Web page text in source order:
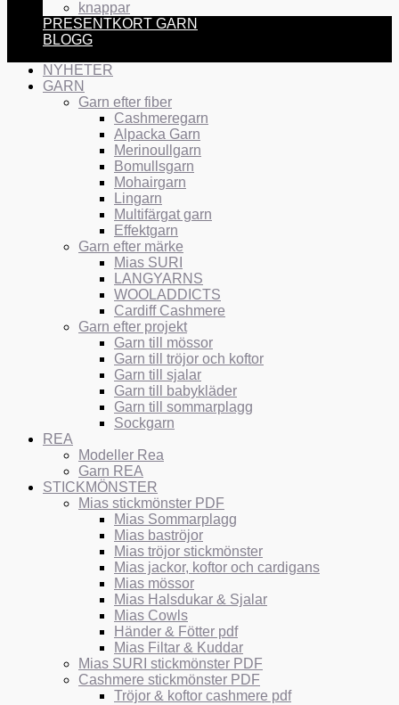
knappar
PRESENTKORT GARN
BLOGG
NYHETER
GARN
Garn efter fiber
Cashmeregarn
Alpacka Garn
Merinoullgarn
Bomullsgarn
Mohairgarn
Lingarn
Multifärgat garn
Effektgarn
Garn efter märke
Mias SURI
LANGYARNS
WOOLADDICTS
Cardiff Cashmere
Garn efter projekt
Garn till mössor
Garn till tröjor och koftor
Garn till sjalar
Garn till babykläder
Garn till sommarplagg
Sockgarn
REA
Modeller Rea
Garn REA
STICKMÖNSTER
Mias stickmönster PDF
Mias Sommarplagg
Mias baströjor
Mias tröjor stickmönster
Mias jackor, koftor och cardigans
Mias mössor
Mias Halsdukar & Sjalar
Mias Cowls
Händer & Fötter pdf
Mias Filtar & Kuddar
Mias SURI stickmönster PDF
Cashmere stickmönster PDF
Tröjor & koftor cashmere pdf